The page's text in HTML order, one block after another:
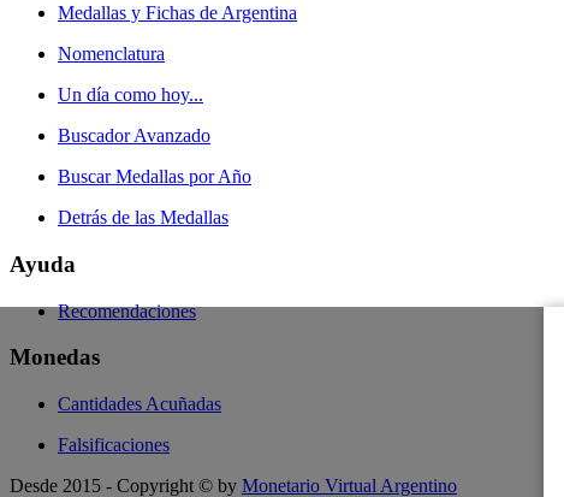
Medallas y Fichas de Argentina
Nomenclatura
Un día como hoy...
Buscador Avanzado
Buscar Medallas por Año
Detrás de las Medallas
Ayuda
Recomendaciones
Monedas
Cantidades Acuñadas
Falsificaciones
Desde 2015 - Copyright © by Monetario Virtual Argentino